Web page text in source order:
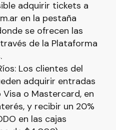
adquirir tickets a
en la pestaña
se ofrecen las
de la Plataforma
Los clientes del
adquirir entradas
o Mastercard, en
y recibir un 20%
en las cajas